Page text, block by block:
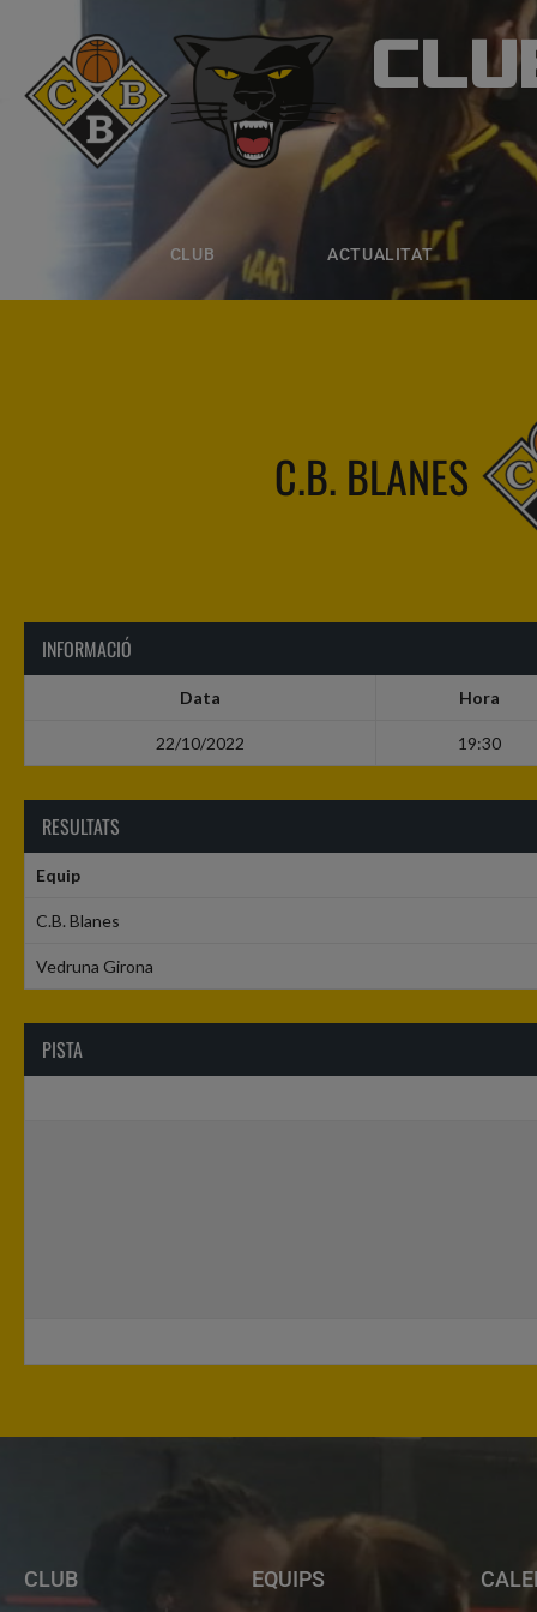
CLUB ACTUALITAT
CLUB
ACTUALITAT
C.B. BLANES
INFORMACIÓ
Data Hora
22/10/2022 19:30
RESULTATS
Equip
C.B. Blanes
Vedruna Girona
PISTA
CLUB EQUIPS